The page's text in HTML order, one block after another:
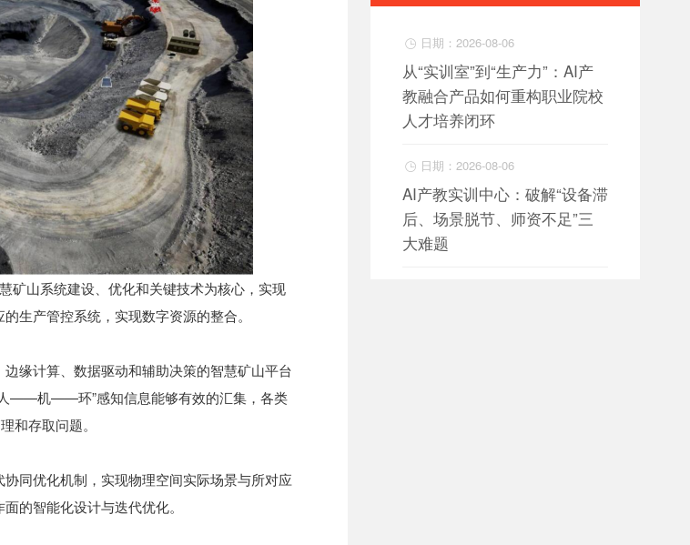
矿山系统建设、优化和关键技术为核心，实现
生产管控系统，实现数字资源的整合。
缘计算、数据驱动和辅助决策的智慧矿山平台
人——机——环”感知信息能够有效的汇集，各类
存取问题。
同优化机制，实现物理空间实际场景与所对应
的智能化设计与迭代优化。
 日期：2026-08-06
从“实训室”到“生产力”：AI产
教融合产品如何重构职业院校
人才培养闭环
 日期：2026-08-06
AI产教实训中心：破解“设备滞
后、场景脱节、师资不足”三
大难题